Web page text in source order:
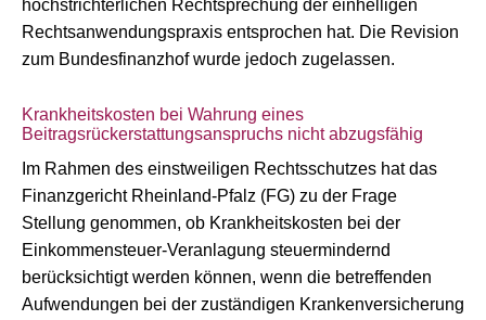
höchstrichterlichen Rechtsprechung der einhelligen
Rechtsanwendungspraxis entsprochen hat. Die Revision
zum Bundesfinanzhof wurde jedoch zugelassen.
Krankheitskosten bei Wahrung eines
Beitragsrückerstattungsanspruchs nicht abzugsfähig
Im Rahmen des einstweiligen Rechtsschutzes hat das
Finanzgericht Rheinland-Pfalz (FG) zu der Frage
Stellung genommen, ob Krankheitskosten bei der
Einkommensteuer-Veranlagung steuermindernd
berücksichtigt werden können, wenn die betreffenden
Aufwendungen bei der zuständigen Krankenversicherung